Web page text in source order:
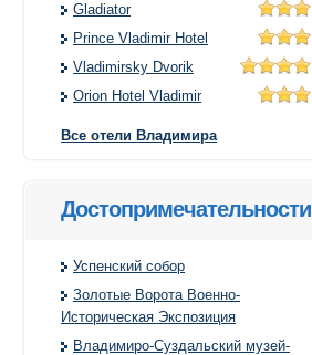
Gladiator
Prince Vladimir Hotel
Vladimirsky Dvorik
Orion Hotel Vladimir
Все отели Владимира
Достопримечательности
Успенский собор
Золотые Ворота Военно-
Историческая Экспозиция
Владимиро-Суздальский музей-